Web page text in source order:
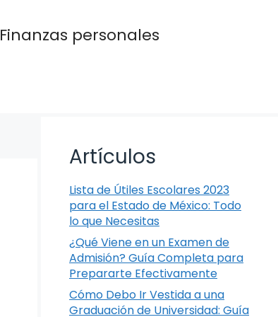
Finanzas personales
Artículos
Lista de Útiles Escolares 2023
para el Estado de México: Todo
lo que Necesitas
¿Qué Viene en un Examen de
Admisión? Guía Completa para
Prepararte Efectivamente
Cómo Debo Ir Vestida a una
Graduación de Universidad: Guía